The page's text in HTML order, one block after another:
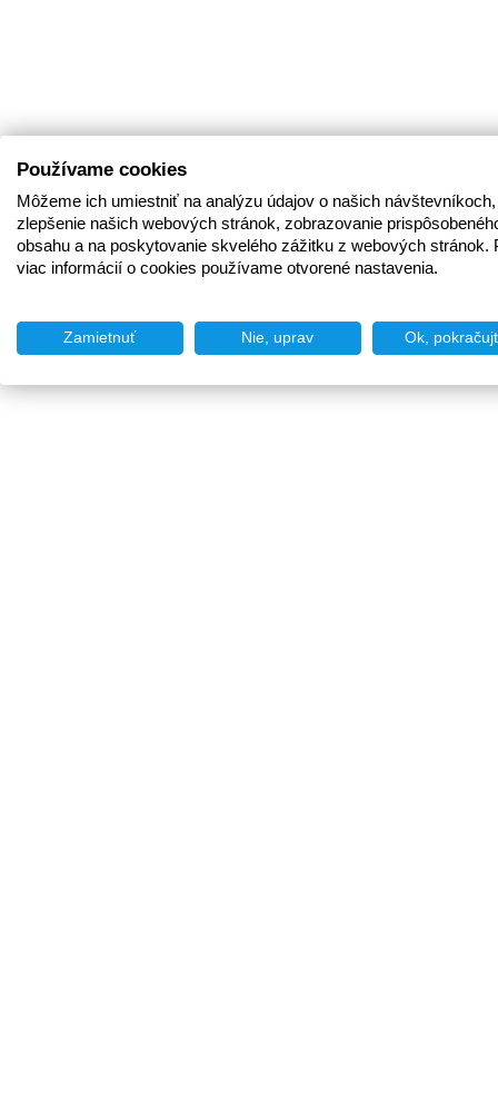
Používame cookies
Môžeme ich umiestniť na analýzu údajov o našich
zlepšenie našich webových stránok, zobrazovanie
obsahu a na poskytovanie skvelého zážitku z webových stránok.
viac informácií o cookies používame otvorené nastavenia.
Zamietnuť Nie, uprav Ok,